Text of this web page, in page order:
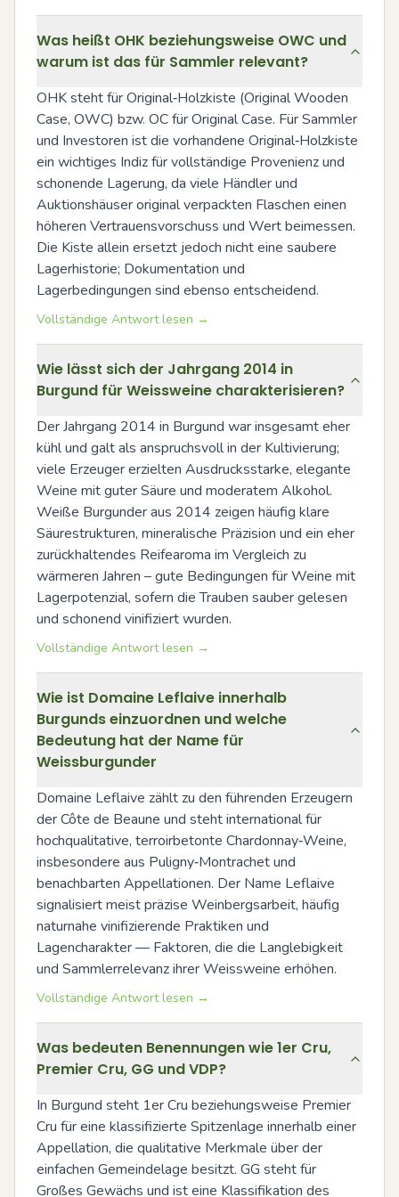
Was heißt OHK beziehungsweise OWC und
warum ist das für Sammler relevant?
OHK steht für Original‑Holzkiste (Original Wooden
Case, OWC) bzw. OC für Original Case. Für Sammler
und Investoren ist die vorhandene Original‑Holzkiste
ein wichtiges Indiz für vollständige Provenienz und
schonende Lagerung, da viele Händler und
Auktionshäuser original verpackten Flaschen einen
höheren Vertrauensvorschuss und Wert beimessen.
Die Kiste allein ersetzt jedoch nicht eine saubere
Lagerhistorie; Dokumentation und
Lagerbedingungen sind ebenso entscheidend.
Vollständige Antwort lesen →
Wie lässt sich der Jahrgang 2014 in
Burgund für Weissweine charakterisieren?
Der Jahrgang 2014 in Burgund war insgesamt eher
kühl und galt als anspruchsvoll in der Kultivierung;
viele Erzeuger erzielten Ausdrucksstarke, elegante
Weine mit guter Säure und moderatem Alkohol.
Weiße Burgunder aus 2014 zeigen häufig klare
Säurestrukturen, mineralische Präzision und ein eher
zurückhaltendes Reifearoma im Vergleich zu
wärmeren Jahren – gute Bedingungen für Weine mit
Lagerpotenzial, sofern die Trauben sauber gelesen
und schonend vinifiziert wurden.
Vollständige Antwort lesen →
Wie ist Domaine Leflaive innerhalb
Burgunds einzuordnen und welche
Bedeutung hat der Name für
Weissburgunder
Domaine Leflaive zählt zu den führenden Erzeugern
der Côte de Beaune und steht international für
hochqualitative, terroirbetonte Chardonnay‑Weine,
insbesondere aus Puligny‑Montrachet und
benachbarten Appellationen. Der Name Leflaive
signalisiert meist präzise Weinbergsarbeit, häufig
naturnahe vinifizierende Praktiken und
Lagencharakter — Faktoren, die die Langlebigkeit
und Sammlerrelevanz ihrer Weissweine erhöhen.
Vollständige Antwort lesen →
Was bedeuten Benennungen wie 1er Cru,
Premier Cru, GG und VDP?
In Burgund steht 1er Cru beziehungsweise Premier
Cru für eine klassifizierte Spitzenlage innerhalb einer
Appellation, die qualitative Merkmale über der
einfachen Gemeindelage besitzt. GG steht für
Großes Gewächs und ist eine Klassifikation des